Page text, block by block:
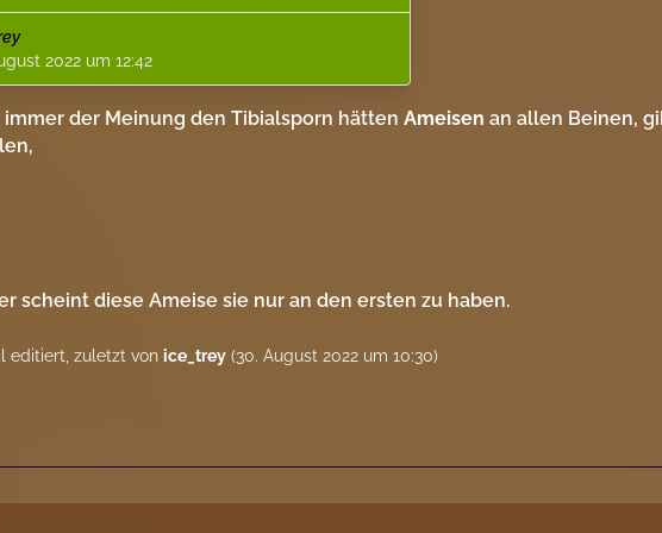
Nutzung und Weitergabe nicht
2022 um 12:42
immer der Meinung den Tibialsporn hättenAmeisen an allen Beinen,
scheint diese Ameise sie nur an den ersten zu haben.
editiert, zuletzt vonice_trey (30. August 2022 um 10:30)